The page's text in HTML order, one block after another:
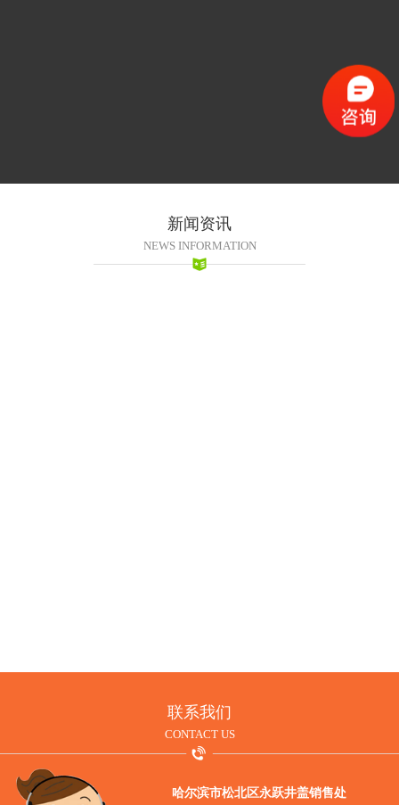
新闻资讯
NEWS INFORMATION
联系我们
CONTACT US
哈尔滨市松北区永跃井盖销售处